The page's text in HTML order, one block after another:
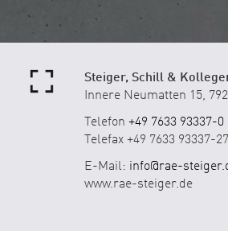
Steiger, Schill &
Innere Neumatten 15,
Telefon +49 7633 93337-0
Telefax +49 7633 93337-27
E-Mail: info@rae-
www.rae-steiger.de